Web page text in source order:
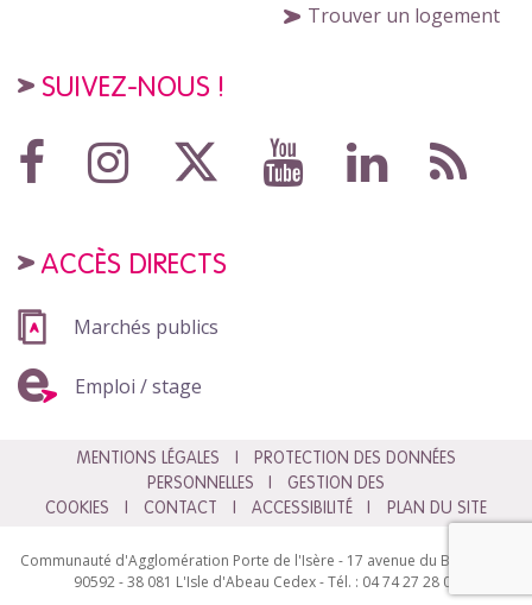
Trouver un logement
SUIVEZ-NOUS !
ACCÈS DIRECTS
Marchés publics
Emploi / stage
MENTIONS LÉGALES
PROTECTION DES DONNÉES
PERSONNELLES
GESTION DES
COOKIES
CONTACT ACCESSIBILITÉ PLAN DU SITE
Communauté d'Agglomération Porte de l'Isère - 17 avenue du Bourg - BP
90592 - 38 081 L'Isle d'Abeau Cedex - Tél. : 04 74 27 28 00